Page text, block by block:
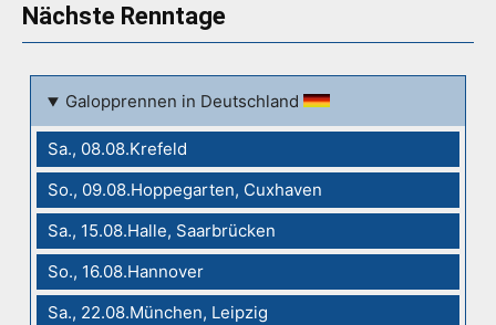
Nächste Renntage
Galopprennen in Deutschland
Sa., 08.08.Krefeld
So., 09.08.Hoppegarten, Cuxhaven
Sa., 15.08.Halle, Saarbrücken
So., 16.08.Hannover
Sa., 22.08.München, Leipzig